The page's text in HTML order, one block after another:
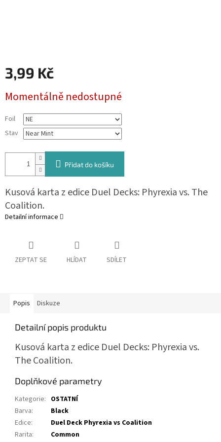
3,99 Kč
cena:
Momentálně nedostupné
Foil
Stav
Přidat do košíku
Kusová karta z edice Duel Decks: Phyrexia vs. The
Coalition.
Detailní informace
ZEPTAT SE HLÍDAT SDÍLET
Popis Diskuze
Detailní popis produktu
Kusová karta z edice Duel Decks: Phyrexia vs.
The Coalition.
Doplňkové parametry
Kategorie: OSTATNÍ
Barva:
Black
Edice:
Duel Deck Phyrexia vs Coalition
Rarita: Common